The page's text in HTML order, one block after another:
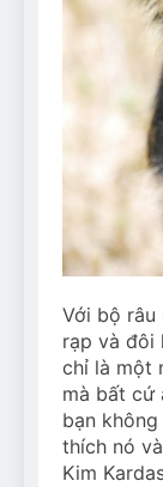
Với bộ râu
rạp và đôi
chỉ là một
mà bất cứ
bạn
thích nó
Kim